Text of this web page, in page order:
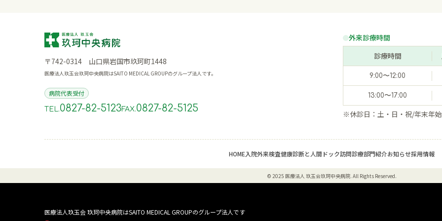
〒742-0314 山口県岩国市玖珂町1448
医療法人玖玉会玖珂中央病院はSAITO MEDICAL GROUPのグループ法人です。
病院代表受付
TEL.0827-82-5123FAX.0827-82-5125
外来診療時間
診療時間
9:00〜12:00
13:00〜17:00
※休診日：土・日・祝/年末年始
HOME入院外来検査健康診断と人間ドック訪問診療部門紹介お知らせ採用情報
© 2025 医療法人 玖玉会玖珂中央病院. All Rights Reserved.
医療法人玖玉会 玖珂中央病院はSAITO MEDICAL GROUPのグループ法人です